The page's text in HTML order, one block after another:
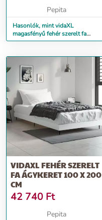
Pepita
Hasonlók, mint vidaXL
magasfényű fehér szerelt fa
ágykeret 150 x 200 cm
VIDAXL FEHÉR SZERELT
FA ÁGYKERET 100 X 200
CM
42 740 Ft
Pepita